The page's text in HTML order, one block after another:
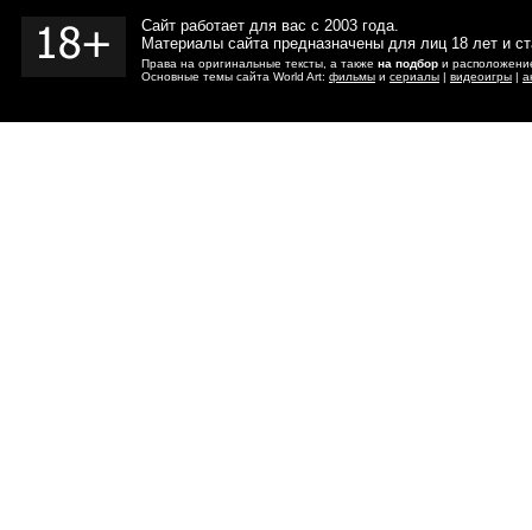
Сайт работает для вас с 2003 года.
Материалы сайта предназначены для лиц 18 лет и
Права на оригинальные тексты, а также на подбор и
Основные темы сайта World Art: фильмы и сериалы | видеоигры |